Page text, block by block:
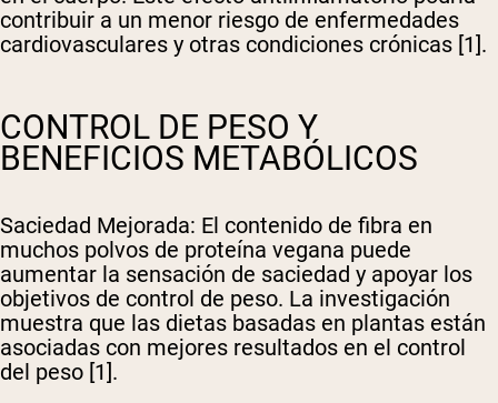
contribuir a un menor riesgo de enfermedades
cardiovasculares y otras condiciones crónicas [1].
CONTROL DE PESO Y
BENEFICIOS METABÓLICOS
Saciedad Mejorada: El contenido de fibra en
muchos polvos de proteína vegana puede
aumentar la sensación de saciedad y apoyar los
objetivos de control de peso. La investigación
muestra que las dietas basadas en plantas están
asociadas con mejores resultados en el control
del peso [1].